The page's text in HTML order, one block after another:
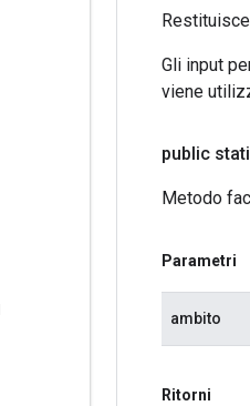
Gli input
viene
public
Metodo
Parametri
ambito
Ritorni